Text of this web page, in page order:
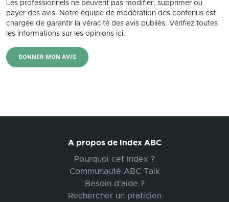
Les professionnels ne peuvent pas modifier, supprimer ou
payer des avis. Notre équipe de modération des contenus est
chargée de garantir la véracité des avis publiés. Vérifiez toutes
les informations sur les opinions ici.
DONNER MON AVIS
A propos de Index ABC
Pourquoi cet Index ?
Communauté ABC Talk
Besoin d'aide ?
Rechercher un praticien